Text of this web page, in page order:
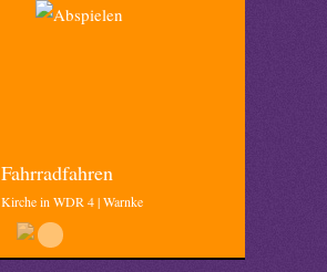
Fahrradfahren
Kirche in WDR 4 | Warnke